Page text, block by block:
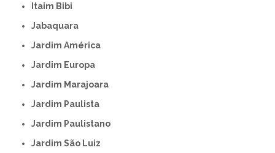
Itaim Bibi
Jabaquara
Jardim América
Jardim Europa
Jardim Marajoara
Jardim Paulista
Jardim Paulistano
Jardim São Luiz